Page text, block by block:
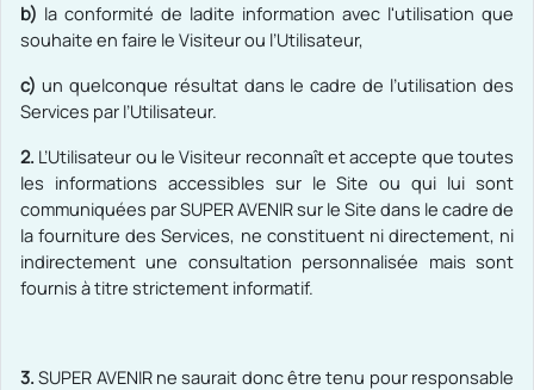
b) la conformité de ladite information avec l'utilisation que
souhaite en faire le Visiteur ou l’Utilisateur,
c) un quelconque résultat dans le cadre de l’utilisation des
Services par l’Utilisateur.
2. L’Utilisateur ou le Visiteur reconnaît et accepte que toutes
les informations accessibles sur le Site ou qui lui sont
communiquées par SUPER AVENIR sur le Site dans le cadre de
la fourniture des Services, ne constituent ni directement, ni
indirectement une consultation personnalisée mais sont
fournis à titre strictement informatif.
3. SUPER AVENIR ne saurait donc être tenu pour responsable